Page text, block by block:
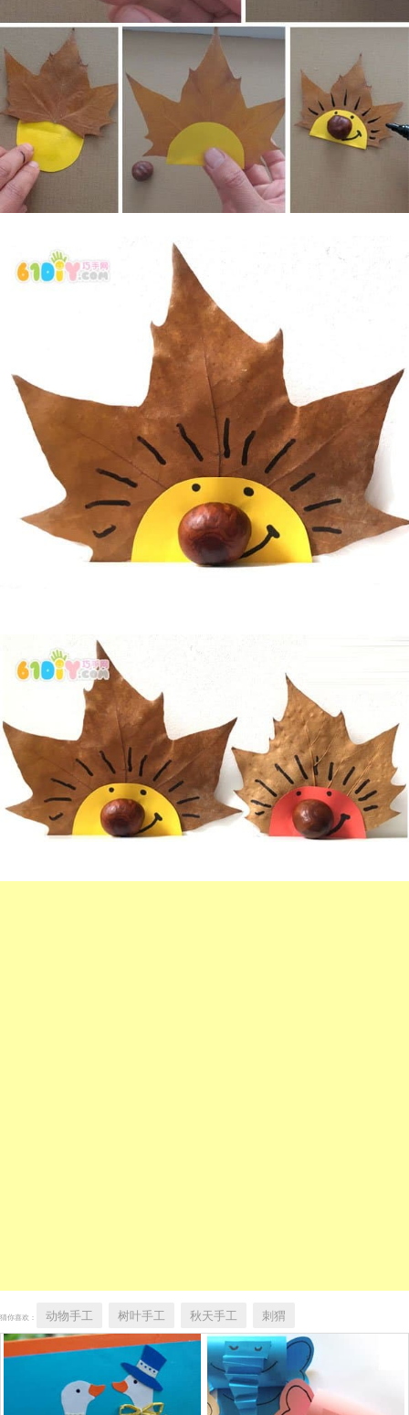
猜你喜欢： 动物手工 树叶手工 秋天手工 刺猬